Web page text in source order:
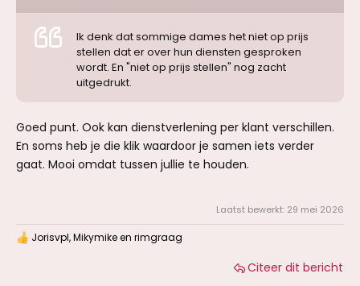
Ik denk dat sommige dames het niet op prijs
stellen dat er over hun diensten gesproken
wordt. En "niet op prijs stellen" nog zacht
uitgedrukt.
Goed punt. Ook kan dienstverlening per klant verschillen.
En soms heb je die klik waardoor je samen iets verder
gaat. Mooi omdat tussen jullie te houden.
Laatst bewerkt: 29 mei 2026
W Jorisvpl,Mikymikeen rimgraag
Citeer dit bericht